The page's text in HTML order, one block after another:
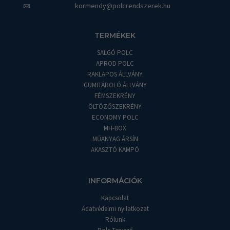
kormendy@polcrendszerek.hu
TERMÉKEK
SALGÓ POLC
APROD POLC
RAKLAPOS ÁLLVÁNY
GUMITÁROLÓ ÁLLVÁNY
FÉMSZEKRÉNY
ÖLTÖZŐSZEKRÉNY
ECONOMY POLC
MH-BOX
MŰANYAG ÁRSÍN
AKASZTÓ KAMPÓ
INFORMÁCIÓK
Kapcsolat
Adatvédelmi nyilatkozat
Rólunk